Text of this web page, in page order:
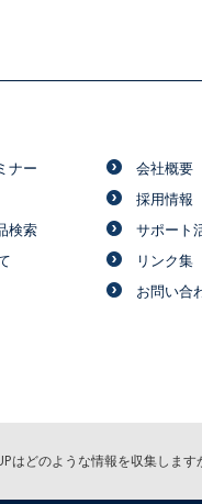
ナー
検索
会社概要
採用情報
サポート
リンク集
お問い合
はどのような情報を収集します